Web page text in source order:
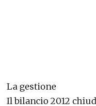
La gestione
Il bilancio 2012